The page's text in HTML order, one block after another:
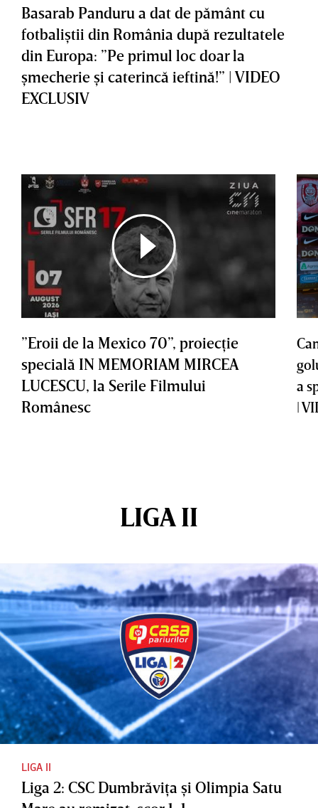
Basarab Panduru a dat de pământ cu
fotbaliştii din România după rezultatele
din Europa: ”Pe primul loc doar la
şmecherie şi caterincă ieftină!” | VIDEO
EXCLUSIV
”Eroii de la Mexico 70”, proiecţie
specială IN MEMORIAM MIRCEA
LUCESCU, la Serile Filmului
Românesc
a
|
LIGA II
LIGA II
Liga 2: CSC Dumbrăviţa şi Olimpia Satu